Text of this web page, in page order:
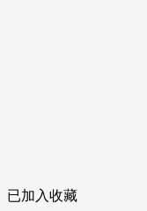
已加入收藏